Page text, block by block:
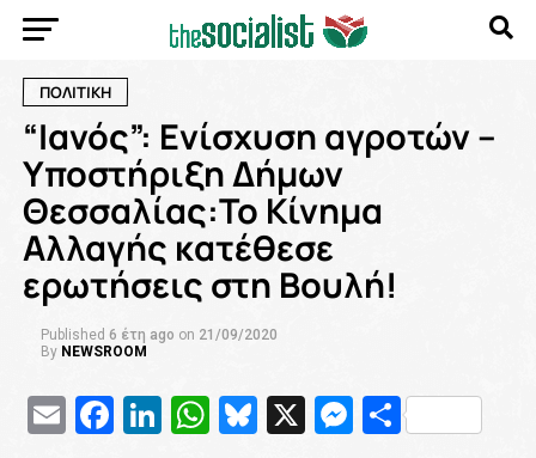
ΠΟΛΙΤΙΚΗ
“Ιανός”: Ενίσχυση αγροτών –
Υποστήριξη Δήμων
Θεσσαλίας:Το Κίνημα
Αλλαγής κατέθεσε
ερωτήσεις στη Βουλή!
Published 6 έτη ago on 21/09/2020
By NEWSROOM
EmailFacebook
LinkedIn
WhatsApp
Bluesky
X